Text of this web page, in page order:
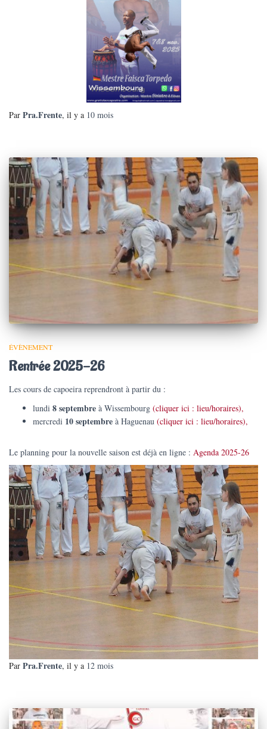
Par Pra.Frente, il y a 10 mois
ÉVÈNEMENT
Rentrée 2025-26
Les cours de capoeira reprendront à partir du :
lundi 8 septembre à Wissembourg (cliquer ici : lieu/horaires),
mercredi 10 septembre à Haguenau (cliquer ici : lieu/horaires),
Le planning pour la nouvelle saison est déjà en ligne : Agenda 2025-26
Par Pra.Frente, il y a 12 mois